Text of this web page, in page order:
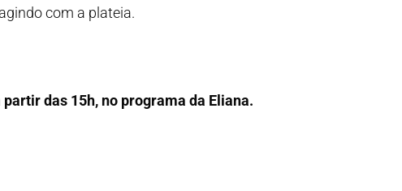
com a plateia.
das 15h, no programa da Eliana.